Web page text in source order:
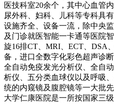
医技科室20余个，其中心血管
尿外科、妇科、儿科等专科
设施齐全、设备一流，除中央
及门诊就医智能一卡通等医院
旋16排CT、MRI、ECT、DSA
备，进口全数字化彩色超声诊
全自动免疫发光分析仪、全自
析仪、五分类血球仪以及呼吸
统的内窥镜及腹腔镜等一大
大学仁康医院是一所按国家三